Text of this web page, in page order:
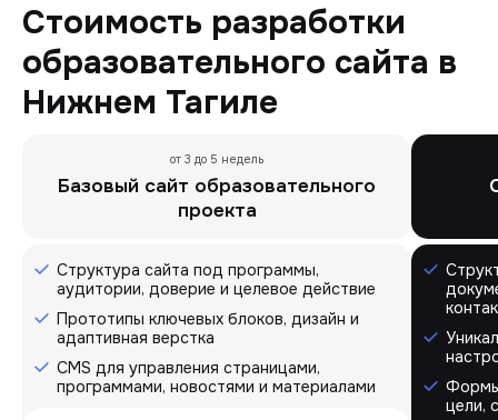
Стоимость разработки
образовательного сайта в
Нижнем Тагиле
от 3 до 5 недель
Базовый сайт образовательного
проекта
Структура сайта под программы,
аудитории, доверие и целевое действие
Прототипы ключевых блоков, дизайн и
адаптивная верстка
CMS для управления страницами,
программами, новостями и материалами
цели,